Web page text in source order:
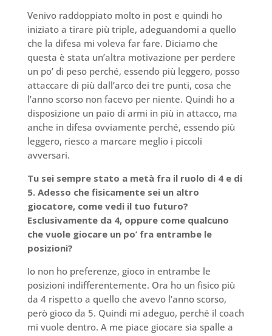
Venivo raddoppiato molto in post e quindi ho
iniziato a tirare più triple, adeguandomi a quello
che la difesa mi voleva far fare. Diciamo che
questa è stata un’altra motivazione per perdere
un po’ di peso perché, essendo più leggero, posso
attaccare di più dall’arco dei tre punti, cosa che
l’anno scorso non facevo per niente. Quindi ho a
disposizione un paio di armi in più in attacco, ma
anche in difesa ovviamente perché, essendo più
leggero, riesco a marcare meglio i piccoli
avversari.
Tu sei sempre stato a metà fra il ruolo di 4 e di
5. Adesso che fisicamente sei un altro
giocatore, come vedi il tuo futuro?
Esclusivamente da 4, oppure come qualcuno
che vuole giocare un po’ fra entrambe le
posizioni?
Io non ho preferenze, gioco in entrambe le
posizioni indifferentemente. Ora ho un fisico più
da 4 rispetto a quello che avevo l’anno scorso,
però gioco da 5. Quindi mi adeguo, perché il coach
mi vuole dentro. A me piace giocare sia spalle a